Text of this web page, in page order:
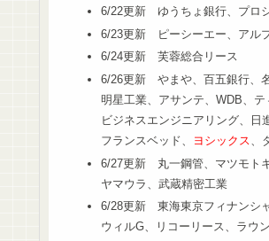
6/22更新 ゆうちょ銀行、プロ
6/23更新 ピーシーエー、アル
6/24更新 芙蓉総合リース
6/26更新 やまや、百五銀行、
明星工業、アサンテ、WDB、
ビジネスエンジニアリング、日
フランスベッド、
ヨシックス
6/27更新 丸一鋼管、マツモト
ヤマウラ、武蔵精密工業
6/28更新 東海東京フィナンシャ
ウィルG、リコーリース、ラウ